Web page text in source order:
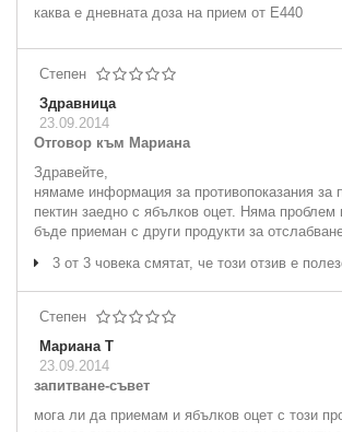
каква е дневната доза на прием от Е440
Степен
Здравница
23.09.2014
Отговор към Мариана
Здравейте,
нямаме информация за противопоказания за
пектин заедно с ябълков оцет. Няма проблем
бъде приеман с други продукти за
3 от 3 човека смятат, че този отзив е
Степен
Мариана Т
23.09.2014
запитване-съвет
мога ли да приемам и ябълков оцет с този